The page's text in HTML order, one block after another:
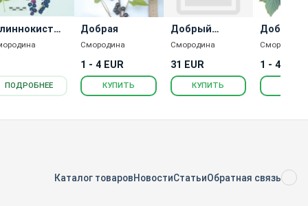
ПОДРОБНЕЕ
Добрая
Смородина
1 - 4 EUR
КУПИТЬ
Добрый
джинн
Смородина
31 EUR
КУПИТЬ
Добрыня
Смородина
1 - 4 EUR
Каталог товаровНовостиСтатьиОбратная связь RSS